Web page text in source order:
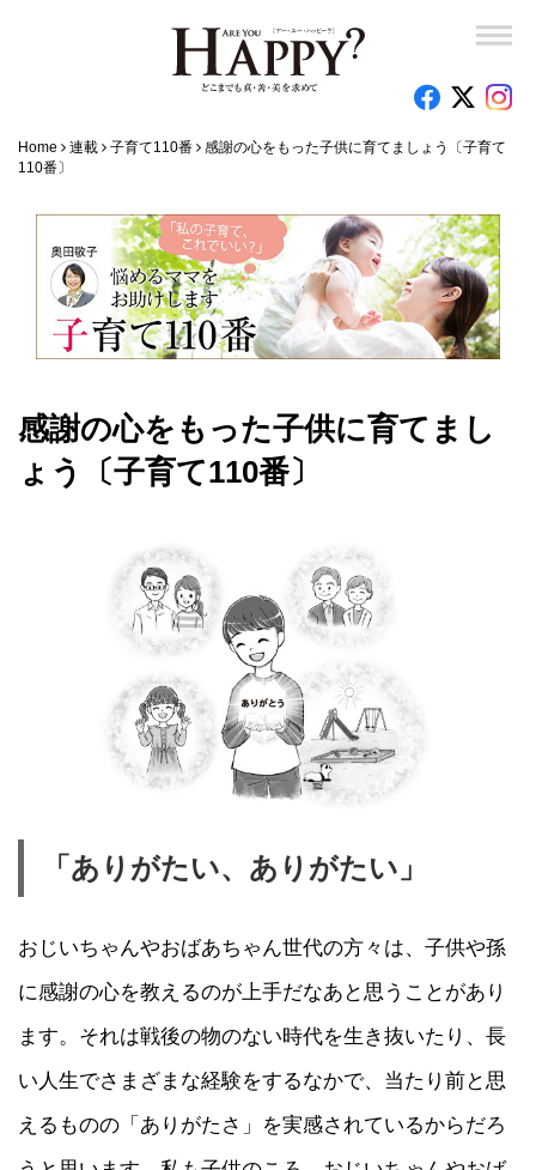
Home 連載 子育て110番
感謝の心をもった子供に育てましょう〔子育て
110番〕
感謝の心をもった子供に育てまし
ょう〔子育て110番〕
「ありがたい、ありがたい」
おじいちゃんやおばあちゃん世代の方々は、子供や孫
に感謝の心を教えるのが上手だなあと思うことがあり
ます。それは戦後の物のない時代を生き抜いたり、長
い人生でさまざまな経験をするなかで、当たり前と思
えるものの「ありがたさ」を実感されているからだろ